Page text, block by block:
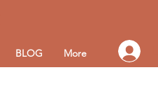
BLOG More